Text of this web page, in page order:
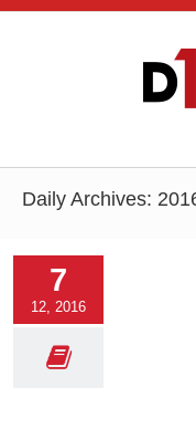
Daily Archives:
7
12, 2016